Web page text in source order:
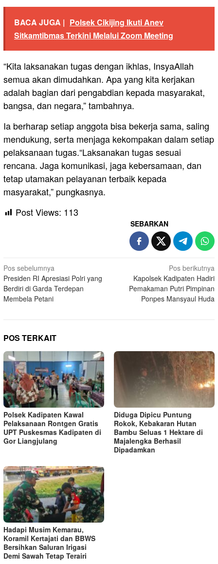
BACA JUGA | Polsek Cikijing Ikuti Anev
Sitkamtibmas Terkini Melalui Zoom Meeting
“Kita laksanakan tugas dengan ikhlas, InsyaAllah
semua akan dimudahkan. Apa yang kita kerjakan
adalah bagian dari pengabdian kepada masyarakat,
bangsa, dan negara,” tambahnya.
Ia berharap setiap anggota bisa bekerja sama, saling
mendukung, serta menjaga kekompakan dalam setiap
pelaksanaan tugas.“Laksanakan tugas sesuai
rencana. Jaga komunikasi, jaga kebersamaan, dan
tetap utamakan pelayanan terbaik kepada
masyarakat,” pungkasnya.
Post Views: 113
SEBARKAN
Navigasi
pos
Pos sebelumnya
Presiden RI Apresiasi Polri yang
Berdiri di Garda Terdepan
Membela Petani
Pos berikutnya
Kapolsek Kadipaten Hadiri
Pemakaman Putri Pimpinan
Ponpes Mansyaul Huda
POS TERKAIT
Polsek Kadipaten Kawal
Pelaksanaan Rontgen Gratis
UPT Puskesmas Kadipaten di
Gor Liangjulang
Diduga Dipicu Puntung
Rokok, Kebakaran Hutan
Bambu Seluas 1 Hektare di
Majalengka Berhasil
Dipadamkan
Hadapi Musim Kemarau,
Koramil Kertajati dan BBWS
Bersihkan Saluran Irigasi
Demi Sawah Tetap Terairi